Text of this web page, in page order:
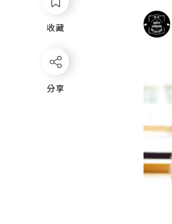
收藏
分享
收藏
分享